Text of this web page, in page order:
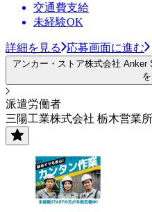
交通費支給
未経験OK
詳細を見る 応募画面に進む
アンカー・ストア株式会社 Anker
派遣労働者
三陽工業株式会社 栃木営業